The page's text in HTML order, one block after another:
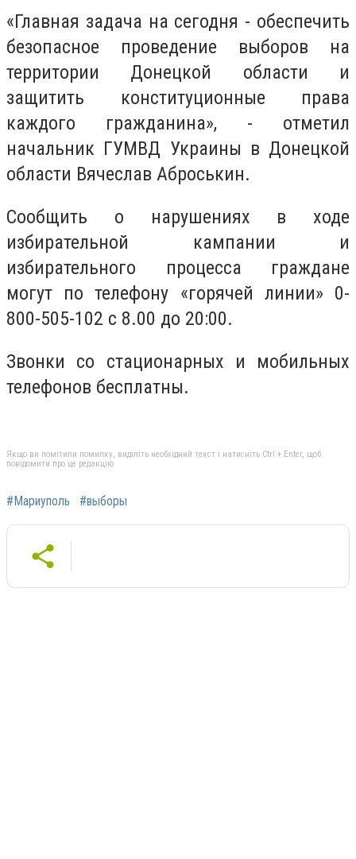
«Главная задача на сегодня - обеспечить
безопасное проведение выборов на
территории Донецкой области и
защитить конституционные права
каждого гражданина», - отметил
начальник ГУМВД Украины в Донецкой
области Вячеслав Аброськин.
Сообщить о нарушениях в ходе
избирательной кампании и
избирательного процесса граждане
могут по телефону «горячей линии» 0-
800-505-102 с 8.00 до 20:00.
Звонки со стационарных и мобильных
телефонов бесплатны.
Якщо ви помітили помилку, виділіть необхідний текст і натисніть Ctrl + Enter, щоб
повідомити про це редакцію
#Мариуполь #выборы